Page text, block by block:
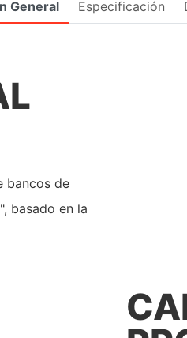
General Especificación
bancos de
basado en la